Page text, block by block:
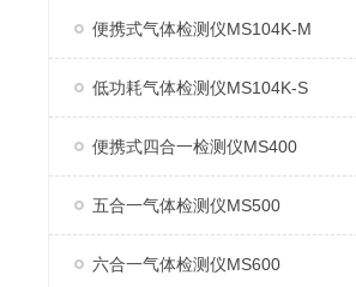
便携式气体检测仪MS104K-M
低功耗气体检测仪MS104K-S
便携式四合一检测仪MS400
五合一气体检测仪MS500
六合一气体检测仪MS600